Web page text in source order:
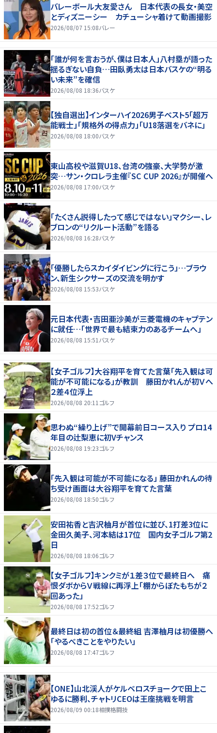
バレーボール大友愛さん 日本代表の長女・美空
とディズニーシー カチューシャ着けて動画撮影
2026/08/07 15:08バレー
「誰が何を言おうが、僕は日本人」八村塁が語った
揺るぎない自負…田臥勇太は日本バスケの“明る
い未来”を確信
2026/08/08 18:36バスケ
【独自選出】インターハイ2026男子ベスト5「超万
能戦士」「規格外の得点力」「U18落選をバネに」
2026/08/08 18:00バスケ
東山高校や滋賀U18、台湾の強豪、大学勢が激
突…サン・クロレラ主催『SC CUP 2026』が開催へ
2026/08/08 17:00バスケ
「たくさん説得したって感じではない」マクシー、レ
ブロンの“リクルート活動”を語る
2026/08/08 16:28バスケ
「優勝したらスカイダイビングに行こう」…ブラウ
ン、新生シクサーズの交流を明かす
2026/08/08 15:53バスケ
元日本代表・吉田亜沙美が三菱電機のキャプテン
に就任…「世界で最も結束力のあるチームへ」
2026/08/08 15:51 バスケ
【女子ゴルフ】大谷翔平を育てた言葉「先入観は可
能が不可能になる」が教訓 藤田かれんが初Ｖへ
２差４位浮上
2026/08/08 20:11 ゴルフ
思わぬ“繰り上げ”で開幕前日コース入り プロ14
年目の辻梨恵に初Vチャンス
2026/08/08 19:23ゴルフ
「先入観は可能が不可能になる」 藤田かれんの待
ち受け画面は大谷翔平を育てた言葉
2026/08/08 18:50ゴルフ
安田祐香と吉沢柚月が首位に並び、1打差3位に
金田久美子、河本結は17位 国内女子ゴルフ第2
日
2026/08/08 18:06ゴルフ
【女子ゴルフ】キンクミが１差３位で最終日へ 痛
恨ダボからＶ戦線に再浮上「棚からぼたもちが２
回あった」
2026/08/08 17:52ゴルフ
最終日は初の首位＆最終組 吉澤柚月は初優勝へ
「やるべきことをやりたい」
2026/08/08 17:47ゴルフ
【ONE】山北渓人がケルベロスチョークで田上こ
ゆるに勝利、チャトリCEOは王座挑戦を明言
2026/08/09 00:18相撲格闘技